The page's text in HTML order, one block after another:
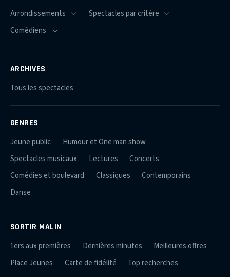
ARCHIVES
Tous les spectacles
GENRES
Jeune public
Humour et One man show
Spectacles musicaux
Lectures
Concerts
Comédies et boulevard
Classiques
Contemporains
Danse
SORTIR MALIN
1ers aux premières Dernières minutes
Meilleures offres
Place Jeunes
Carte de fidélité Top recherches